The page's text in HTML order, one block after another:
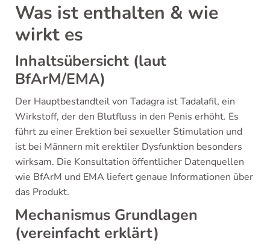
Was ist enthalten & wie
wirkt es
Inhaltsübersicht (laut
BfArM/EMA)
Der Hauptbestandteil von Tadagra ist Tadalafil, ein
Wirkstoff, der den Blutfluss in den Penis erhöht. Es
führt zu einer Erektion bei sexueller Stimulation und
ist bei Männern mit erektiler Dysfunktion besonders
wirksam. Die Konsultation öffentlicher Datenquellen
wie BfArM und EMA liefert genaue Informationen über
das Produkt.
Mechanismus Grundlagen
(vereinfacht erklärt)